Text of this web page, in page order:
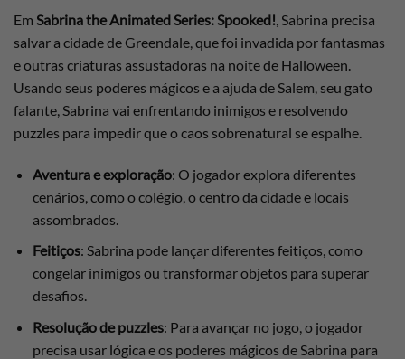
Em Sabrina the Animated Series: Spooked!, Sabrina precisa
salvar a cidade de Greendale, que foi invadida por fantasmas
e outras criaturas assustadoras na noite de Halloween.
Usando seus poderes mágicos e a ajuda de Salem, seu gato
falante, Sabrina vai enfrentando inimigos e resolvendo
puzzles para impedir que o caos sobrenatural se espalhe.
Aventura e exploração: O jogador explora diferentes
cenários, como o colégio, o centro da cidade e locais
assombrados.
Feitiços: Sabrina pode lançar diferentes feitiços, como
congelar inimigos ou transformar objetos para superar
desafios.
Resolução de puzzles: Para avançar no jogo, o jogador
precisa usar lógica e os poderes mágicos de Sabrina para